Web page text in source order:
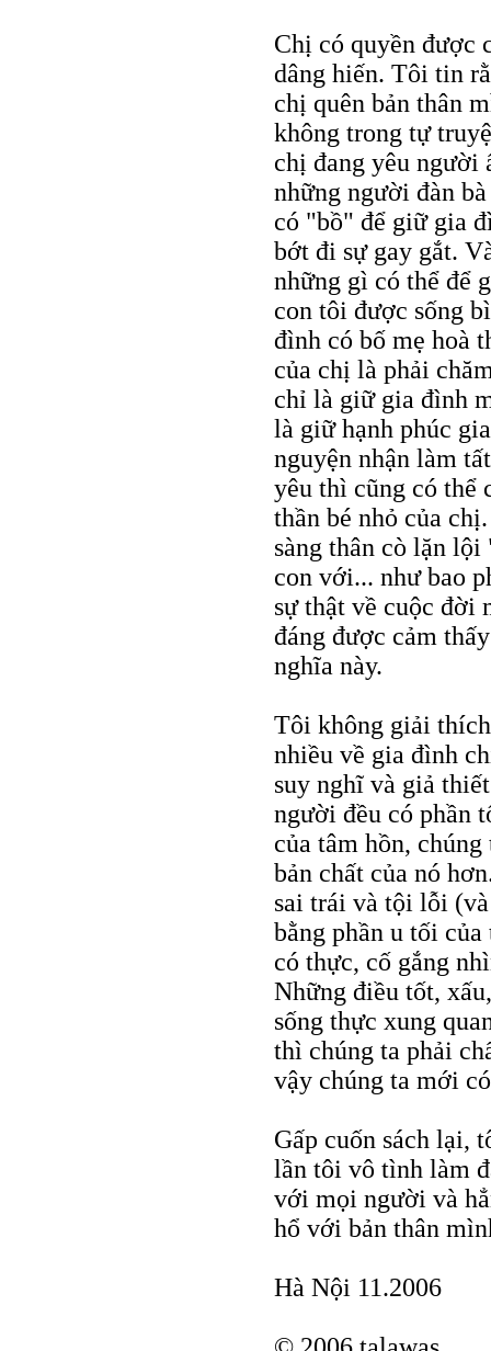
Chị có quyền được
dâng hiến. Tôi tin
chị quên bản thân
không trong tự
chị đang yêu người
những người đàn
có "bồ" để giữ gia
bớt đi sự gay gắt.
những gì có thể để
con tôi được sống
đình có bố mẹ hoà
của chị là phải
chỉ là giữ gia đình
là giữ hạnh phúc
nguyện nhận làm
yêu thì cũng có thể
thần bé nhỏ của
sàng thân cò lặn
con với... như bao
sự thật về cuộc đời
đáng được cảm
nghĩa này.
Tôi không giải
nhiều về gia đình
suy nghĩ và giả
người đều có phần
của tâm hồn,
bản chất của nó
sai trái và tội lỗi
bằng phần u tối
có thực, cố gắng
Những điều tốt,
sống thực xung
thì chúng ta phải
vậy chúng ta mới
Gấp cuốn sách lại,
lần tôi vô tình làm
với mọi người và
hổ với bản thân
Hà Nội 11.2006